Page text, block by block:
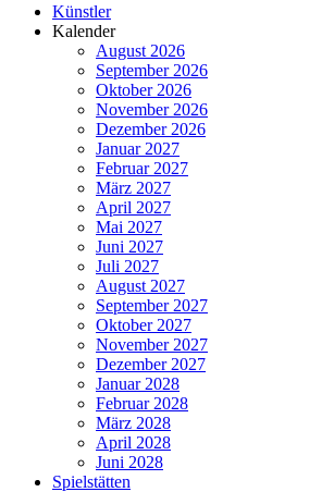
Künstler
Kalender
August 2026
September 2026
Oktober 2026
November 2026
Dezember 2026
Januar 2027
Februar 2027
März 2027
April 2027
Mai 2027
Juni 2027
Juli 2027
August 2027
September 2027
Oktober 2027
November 2027
Dezember 2027
Januar 2028
Februar 2028
März 2028
April 2028
Juni 2028
Spielstätten